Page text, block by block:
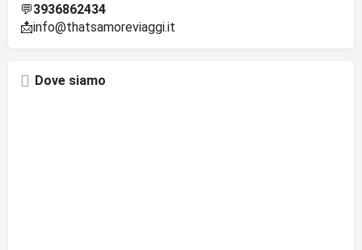
💬3936862434
📩info@thatsamoreviaggi.it
Dove siamo